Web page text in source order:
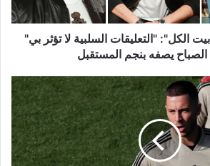
الكل": "التعليقات السلبية لا تؤثر بي"
يصفه بنجم المستقبل